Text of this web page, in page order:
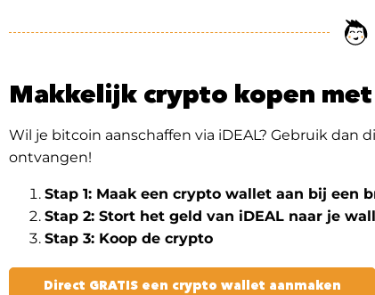
Makkelijk crypto kopen met
Wil je bitcoin aanschaffen via iDEAL? Gebruik dan
ontvangen!
Stap 1: Maak een crypto wallet aan bij een
Stap 2: Stort het geld van iDEAL naar je
Stap 3: Koop de crypto
Direct GRATIS een crypto wallet aanmaken